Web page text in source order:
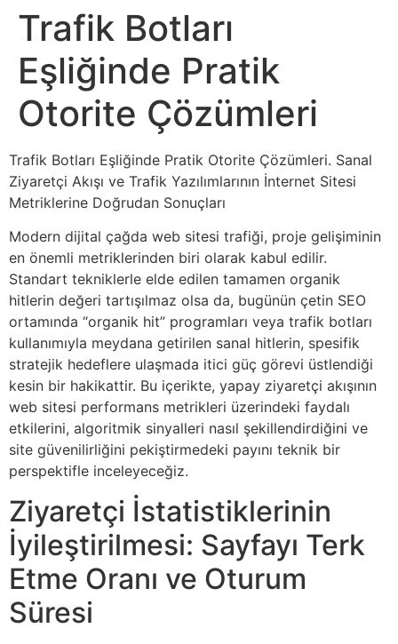
Trafik Botları
Eşliğinde Pratik
Otorite Çözümleri
Trafik Botları Eşliğinde Pratik Otorite Çözümleri. Sanal
Ziyaretçi Akışı ve Trafik Yazılımlarının İnternet Sitesi
Metriklerine Doğrudan Sonuçları
Modern dijital çağda web sitesi trafiği, proje gelişiminin
en önemli metriklerinden biri olarak kabul edilir.
Standart tekniklerle elde edilen tamamen organik
hitlerin değeri tartışılmaz olsa da, bugünün çetin SEO
ortamında “organik hit” programları veya trafik botları
kullanımıyla meydana getirilen sanal hitlerin, spesifik
stratejik hedeflere ulaşmada itici güç görevi üstlendiği
kesin bir hakikattir. Bu içerikte, yapay ziyaretçi akışının
web sitesi performans metrikleri üzerindeki faydalı
etkilerini, algoritmik sinyalleri nasıl şekillendirdiğini ve
site güvenilirliğini pekiştirmedeki payını teknik bir
perspektifle inceleyeceğiz.
Ziyaretçi İstatistiklerinin
İyileştirilmesi: Sayfayı Terk
Etme Oranı ve Oturum
Süresi